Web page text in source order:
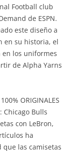
Football club
de ESPN.
este diseño a
en su historia, el
los uniformes
de Alpha Yarns
ORIGINALES
Chicago Bulls
con LeBron,
ha
las camisetas